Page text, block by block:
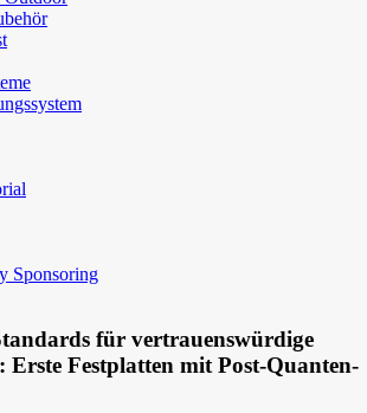
Sponsoring
für vertrauenswürdige
Festplatten mit Post-Quanten-